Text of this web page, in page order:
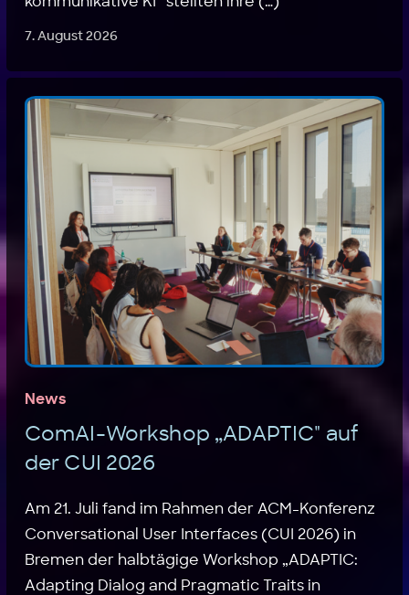
7. August 2026
News
ComAI-Workshop „ADAPTIC" auf
der CUI 2026
Am 21. Juli fand im Rahmen der ACM-Konferenz
Conversational User Interfaces (CUI 2026) in
Bremen der halbtägige Workshop „ADAPTIC:
Adapting Dialog and Pragmatic Traits in